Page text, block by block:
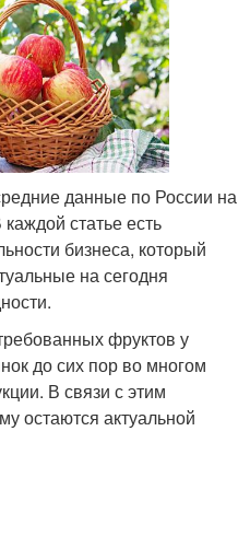
данные по России на
статье есть
бизнеса, который
на сегодня
фруктов у
до сих пор во многом
В связи с этим
остаются актуальной